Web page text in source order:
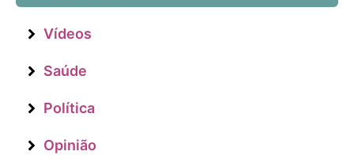
Vídeos
Saúde
Política
Opinião